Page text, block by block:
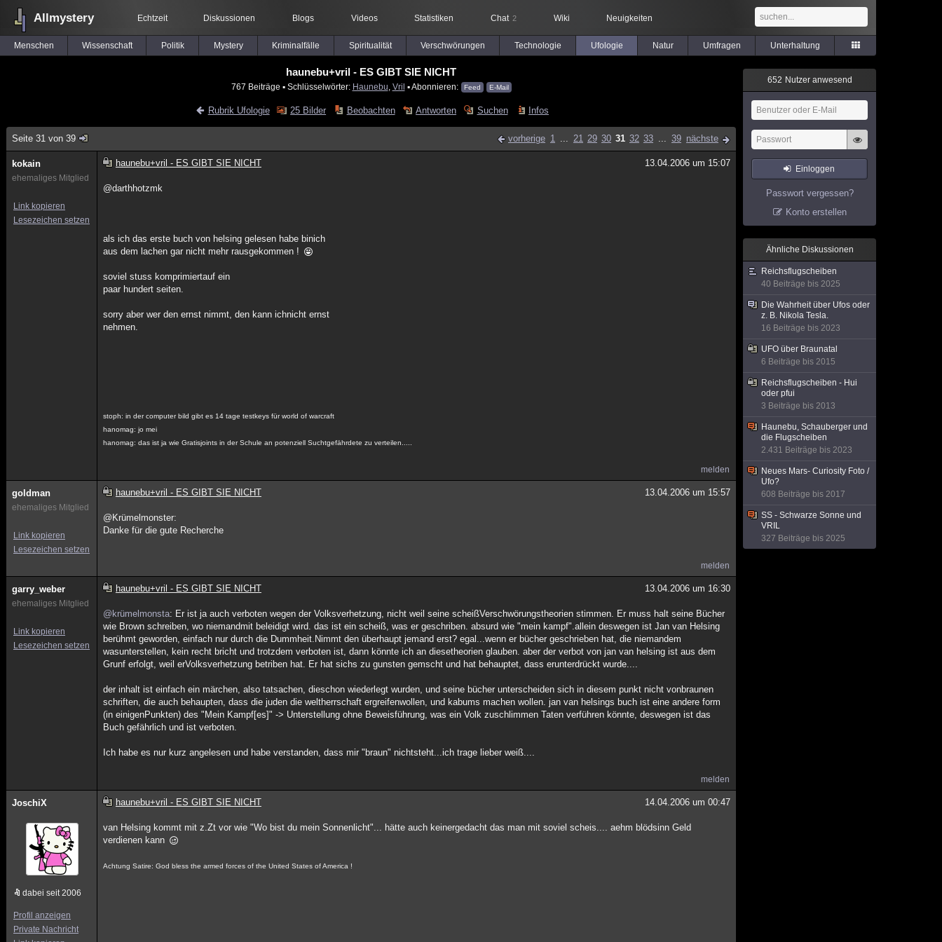
Allmystery Echtzeit Diskussionen Blogs Videos Statistiken Chat 2 Wiki Neuigkeiten
Menschen Wissenschaft Politik Mystery Kriminalfälle Spiritualität Verschwörungen Technologie Ufologie Natur Umfragen Unterhaltung
haunebu+vril - ES GIBT SIE NICHT
767 Beiträge ▪ Schlüsselwörter: Haunebu Vril ▪ Abonnieren: Feed E-Mail
Rubrik Ufologie 25 Bilder Beobachten Antworten Suchen Infos
Seite 31 von 39 vorherige 1 ... 21 29 30 31 32 33 ... 39 nächste
kokain
ehemaliges Mitglied
Link kopieren
Lesezeichen setzen
haunebu+vril - ES GIBT SIE NICHT 13.04.2006 um 15:07
@darthhotzmk
als ich das erste buch von helsing gelesen habe binich
aus dem lachen gar nicht mehr rausgekommen !
soviel stuss komprimiertauf ein
paar hundert seiten.
sorry aber wer den ernst nimmt, den kann ichnicht ernst
nehmen.
stoph: in der computer bild gibt es 14 tage testkeys für world of warcraft
hanomag: jo mei
hanomag: das ist ja wie Gratisjoints in der Schule an potenziell Suchtgefährdete zu verteilen.....
melden
goldman
ehemaliges Mitglied
Link kopieren
Lesezeichen setzen
haunebu+vril - ES GIBT SIE NICHT 13.04.2006 um 15:57
@Krümelmonster:
Danke für die gute Recherche
melden
garry_weber
ehemaliges Mitglied
Link kopieren
Lesezeichen setzen
haunebu+vril - ES GIBT SIE NICHT 13.04.2006 um 16:30
@krümelmonsta: Er ist ja auch verboten wegen der Volksverhetzung, nicht weil seine scheißVerschwörungstheorien stimmen. Er muss halt seine Bücher
wie Brown schreiben, wo niemandmit beleidigt wird. das ist ein scheiß, was er geschriben. absurd wie "mein kampf".allein deswegen ist Jan van Helsing
berühmt geworden, einfach nur durch die Dummheit.Nimmt den überhaupt jemand erst? egal...wenn er bücher geschrieben hat, die niemandem
wasunterstellen, kein recht bricht und trotzdem verboten ist, dann könnte ich an diesetheorien glauben. aber der verbot von jan van helsing ist aus dem
Grunf erfolgt, weil erVolksverhetzung betriben hat. Er hat sichs zu gunsten gemscht und hat behauptet, dass erunterdrückt wurde....
der inhalt ist einfach ein märchen, also tatsachen, dieschon wiederlegt wurden, und seine bücher unterscheiden sich in diesem punkt nicht vonbraunen
schriften, die auch behaupten, dass die juden die weltherrschaft ergreifenwollen, und kabums machen wollen. jan van helsings buch ist eine andere form
(in einigenPunkten) des "Mein Kampf[es]" -> Unterstellung ohne Beweisführung, was ein Volk zuschlimmen Taten verführen könnte, deswegen ist das
Buch gefährlich und ist verboten.
Ich habe es nur kurz angelesen und habe verstanden, dass mir "braun" nichtsteht...ich trage lieber weiß....
melden
JoschiX
dabei seit 2006
Profil anzeigen
Private Nachricht
haunebu+vril - ES GIBT SIE NICHT 14.04.2006 um 00:47
van Helsing kommt mit z.Zt vor wie "Wo bist du mein Sonnenlicht"... hätte auch keinergedacht das man mit soviel scheis.... aehm blödsinn Geld
verdienen kann
Achtung Satire: God bless the armed forces of the United States of America !
652 Nutzer anwesend
Einloggen
Passwort vergessen?
Konto erstellen
Ähnliche Diskussionen
Reichsflugscheiben
40 Beiträge bis 2025
Die Wahrheit über Ufos oder
z. B. Nikola Tesla.
16 Beiträge bis 2023
UFO über Braunatal
6 Beiträge bis 2015
Reichsflugscheiben - Hui
oder pfui
3 Beiträge bis 2013
Haunebu, Schauberger und
die Flugscheiben
2.431 Beiträge bis 2023
Neues Mars- Curiosity Foto /
Ufo?
608 Beiträge bis 2017
SS - Schwarze Sonne und
VRIL
327 Beiträge bis 2025